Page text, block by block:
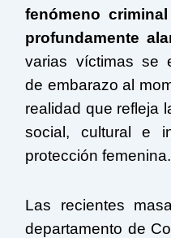
fenómeno
profundamente
varias víctimas se
de embarazo al
realidad que refleja
social, cultural e
protección femenina.
Las recientes
departamento de